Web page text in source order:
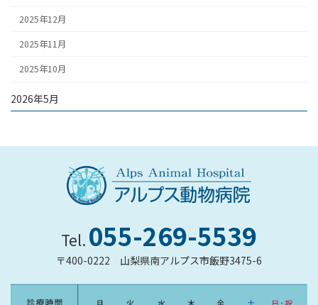
2025年12月
2025年11月
2025年10月
2026年5月
Tel. 055-269-5539
〒400-0222 山梨県南アルプス市飯野3475-6